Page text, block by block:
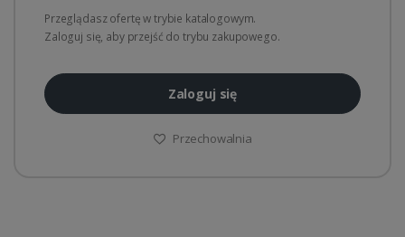
Przeglądasz ofertę w trybie katalogowym.
Zaloguj się, aby przejść do trybu zakupowego.
Zaloguj się
Przechowalnia